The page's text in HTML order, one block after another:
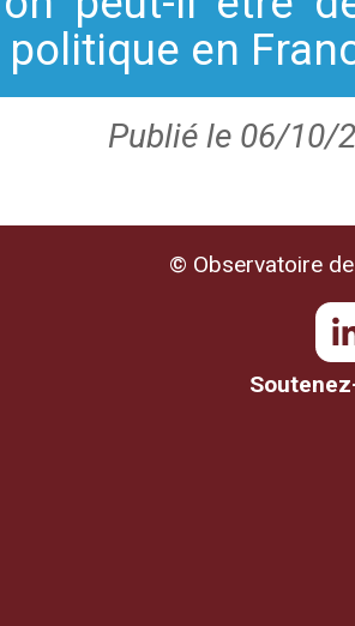
en
Publié le 06/10/
© Observatoire